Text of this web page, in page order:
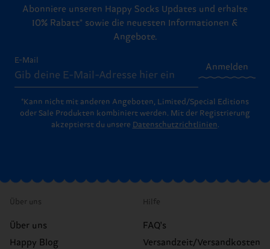
Abonniere unseren Happy Socks Updates und erhalte
10% Rabatt* sowie die neuesten Informationen &
Angebote.
E-Mail
Anmelden
*Kann nicht mit anderen Angeboten, Limited/Special Editions
oder Sale Produkten kombiniert werden. Mit der Registrierung
akzeptierst du unsere Datenschutzrichtlinien.
Über uns
Über uns
Happy Blog
Hilfe
FAQ's
Versandzeit/Versandkosten